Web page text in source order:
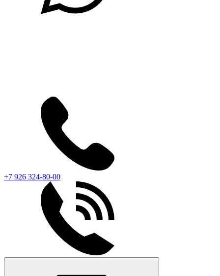
+7 926 324-80-00